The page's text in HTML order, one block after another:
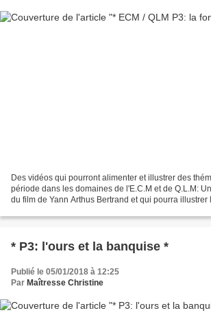
Des vidéos qui pourront alimenter et illustrer des
période dans les domaines de l'E.C.M et de Q.L.M:
du film de Yann Arthus Bertrand et qui pourra
* P3: l'ours et la banquise *
Publié le 05/01/2018 à 12:25
Par Maîtresse Christine